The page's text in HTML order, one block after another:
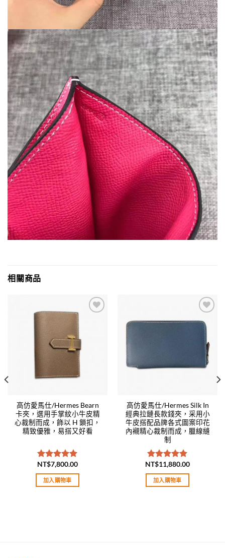
相關商品
高仿愛馬仕/Hermes Bearn
卡夾，選用手掌紋小牛皮精
心裁制而成，飾以 H 鎖扣，
精致優雅，易搭又好看
評分5.00
滿分 5
NT$7,800.00
加入購物車
Add to
wishlist
高仿愛馬仕/Hermes Silk In
經典拉鏈長款錢夾，采用小
牛皮搭配品牌各式圖案印花
內襯精心裁制而成，臘線縫
制
評分5.00
滿分 5
NT$11,880.00
加入購物車